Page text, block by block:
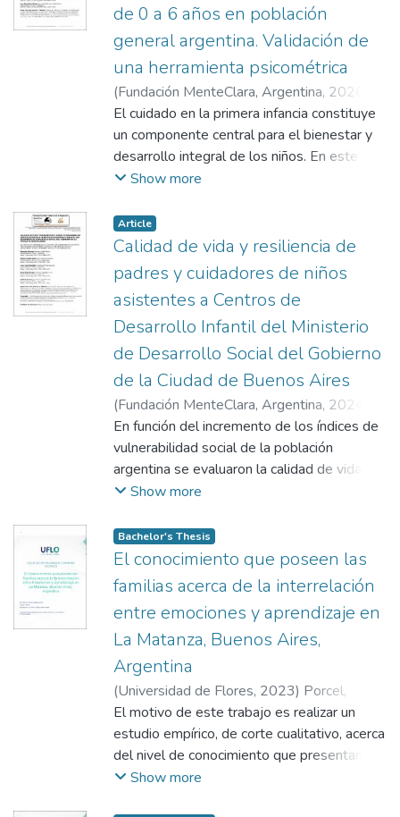
de 0 a 6 años en población
general argentina. Validación de
una herramienta psicométrica
(Fundación MenteClara, Argentina, 2026
Kerman, Bernardo;Mortara, Gabriel Nicolás
Gaggino, Melisa ;Kobylanski, Rocío Clara;
Menéndez Maissonave, Camila; Guerrieri,
Florencia Victoria
El cuidado en la primera infancia constituye
un componente central para el bienestar y
desarrollo integral de los niños. En este
estudio se presenta la construcción y
evaluar actitudes de cuidado en madres,
padres y cuidadores de niños pequeños de
población general en Argentina.
Show more
Article
Calidad de vida y resiliencia de
padres y cuidadores de niños
asistentes a Centros de
Desarrollo Infantil del Ministerio
de Desarrollo Social del Gobierno
de la Ciudad de Buenos Aires
(Fundación MenteClara, Argentina, 2024
Kerman, Bernardo;Grossi, Sandra Maricel;
Bermudez, Juan Cruz;Kobylanski, Rocío
Clara;Mortara, Gabriel Nicolás
En función del incremento de los índices de
vulnerabilidad social de la población
argentina se evaluaron la calidad de vida y la
resiliencia de la población. Objetivo:
de los padres / cuidadores de niños que
concurren a los Centros de Desarrollo
Infantildel Ministerio de Desarrollo Social
(CeDIS) de la Ciudad de Buenos Aires, en
relación con población argentina general.
Muestra: no probabilística, intencional, 650
sujetos adultos partícipes de los CeDIS.
Resultados: La calidad de vida, la salud, la
seguridad a futuro y la satisfacción con la
comunidad poseen una mayor influencia
para los participantes de los CeDIS en
comparación con la población argentina
aumentan proporcionalmente con la calidad
Show more
Bachelor's Thesis
El conocimiento que poseen las
familias acerca de la interrelación
entre emociones y aprendizaje en
La Matanza, Buenos Aires,
Argentina
(Universidad de Flores, 2023) Porcel,
Natalia Leticia;Pérez Varela, María Cecilia
El motivo de este trabajo es realizar un
estudio empírico, de corte cualitativo, acerca
del nivel de conocimiento que presentan los
padres, de niños y niñas de nivel primario, en
Show more